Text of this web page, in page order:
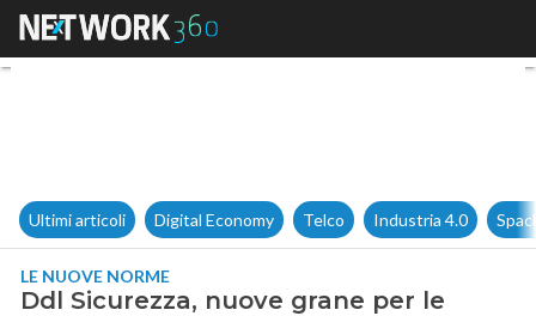
Ddl Sicurezza, nuove grane
Ultimi articoli Digital Economy Telco Industria 4.0
LE NUOVE NORME
Ddl Sicurezza, nuove grane per le